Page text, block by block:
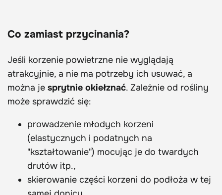
Co zamiast przycinania?
Jeśli korzenie powietrzne nie wyglądają
atrakcyjnie, a nie ma potrzeby ich usuwać, a
można je sprytnie okiełznać. Zależnie od rośliny
może sprawdzić się:
prowadzenie młodych korzeni
(elastycznych i podatnych na
"kształtowanie") mocując je do twardych
drutów itp.,
skierowanie części korzeni do podłoża w tej